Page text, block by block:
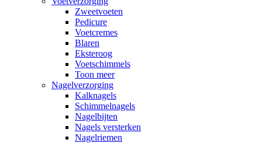
Zweetvoeten
Pedicure
Voetcremes
Blaren
Eksteroog
Voetschimmels
Toon meer
Nagelverzorging
Kalknagels
Schimmelnagels
Nagelbijten
Nagels versterken
Nagelriemen